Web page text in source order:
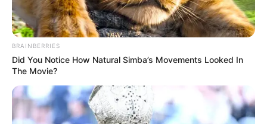
BRAINBERRIES
Did You Notice How Natural Simba’s Movements Looked In
The Movie?